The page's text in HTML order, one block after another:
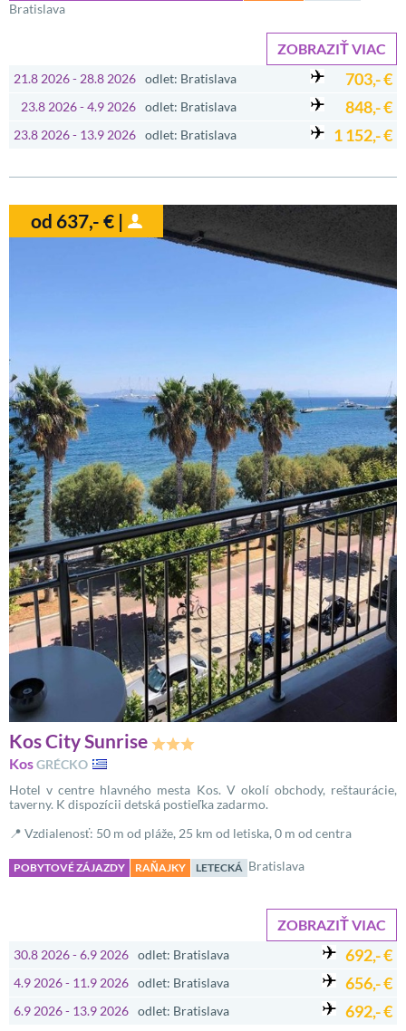
Bratislava
ZOBRAZIŤ VIAC
21.8 2026 - 28.8 2026 odlet: Bratislava 703,- €
23.8 2026 - 4.9 2026 odlet: Bratislava 848,- €
23.8 2026 - 13.9 2026 odlet: Bratislava 1 152,- €
od 637,- € |
Kos City Sunrise
KosGRÉCKO
Hotel v centre hlavného mesta Kos. V okolí obchody, reštaurácie,
taverny. K dispozícii detská postieľka zadarmo.
📍 Vzdialenosť: 50 m od pláže, 25 km od letiska, 0 m od centra
POBYTOVÉ ZÁJAZDY RAŇAJKY LETECKÁ Bratislava
ZOBRAZIŤ VIAC
30.8 2026 - 6.9 2026 odlet: Bratislava 692,- €
4.9 2026 - 11.9 2026 odlet: Bratislava 656,- €
6.9 2026 - 13.9 2026 odlet: Bratislava 692,- €